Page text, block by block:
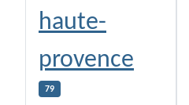
haute-
provence
79